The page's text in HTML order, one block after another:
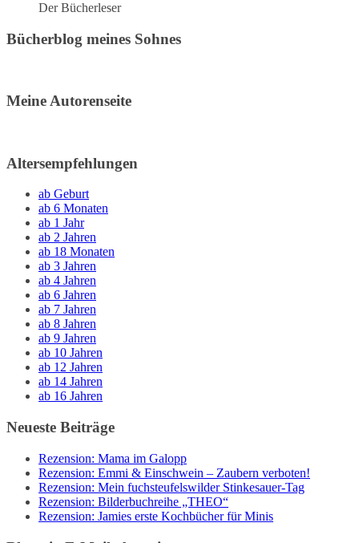
Der Bücherleser
Bücherblog meines Sohnes
Meine Autorenseite
Altersempfehlungen
ab Geburt
ab 6 Monaten
ab 1 Jahr
ab 2 Jahren
ab 18 Monaten
ab 3 Jahren
ab 4 Jahren
ab 6 Jahren
ab 7 Jahren
ab 8 Jahren
ab 9 Jahren
ab 10 Jahren
ab 12 Jahren
ab 14 Jahren
ab 16 Jahren
Neueste Beiträge
Rezension: Mama im Galopp
Rezension: Emmi & Einschwein – Zaubern verboten!
Rezension: Mein fuchsteufelswilder Stinkesauer-Tag
Rezension: Bilderbuchreihe „THEO“
Rezension: Jamies erste Kochbücher für Minis